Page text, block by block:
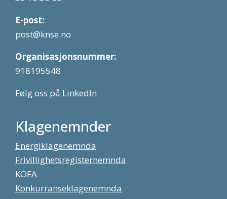
E-post:
post@knse.no
Organisasjonsnummer:
918195548
Følg oss på LinkedIn
Klagenemnder
Energiklagenemnda
Frivillighetsregisternemnda
KOFA
Konkurranseklagenemnda